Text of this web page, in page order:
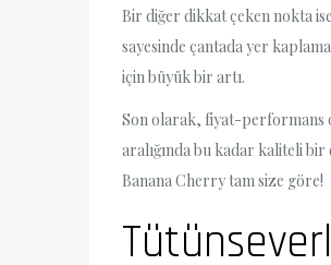
Bir diğer dikkat çeken nokta
sayesinde çantada yer
için büyük bir artı.
Son olarak, fiyat-performans
aralığında bu kadar kaliteli
Banana Cherry tam size göre!